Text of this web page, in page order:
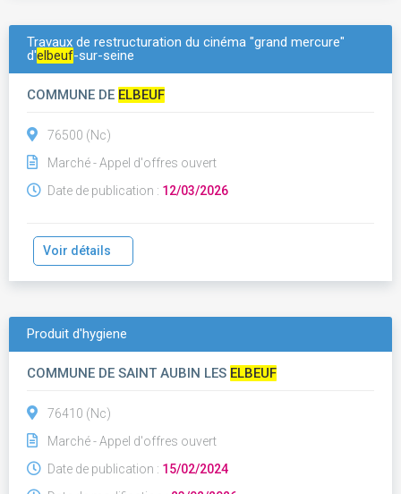
Travaux de restructuration du cinéma "grand mercure"
d'elbeuf-sur-seine
COMMUNE DE ELBEUF
76500 (Nc)
Marché - Appel d'offres ouvert
Date de publication : 12/03/2026
Voir détails
Produit d'hygiene
COMMUNE DE SAINT AUBIN LES ELBEUF
76410 (Nc)
Marché - Appel d'offres ouvert
Date de publication : 15/02/2024